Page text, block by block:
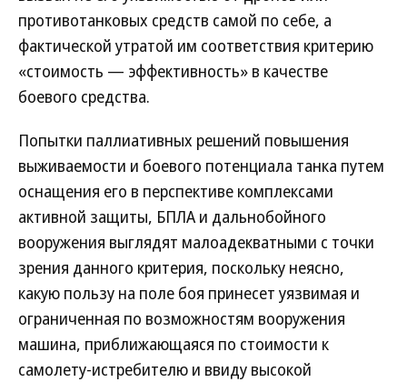
противотанковых средств самой по себе, а
фактической утратой им соответствия критерию
«стоимость — эффективность» в качестве
боевого средства.
Попытки паллиативных решений повышения
выживаемости и боевого потенциала танка путем
оснащения его в перспективе комплексами
активной защиты, БПЛА и дальнобойного
вооружения выглядят малоадекватными с точки
зрения данного критерия, поскольку неясно,
какую пользу на поле боя принесет уязвимая и
ограниченная по возможностям вооружения
машина, приближающаяся по стоимости к
самолету-истребителю и ввиду высокой